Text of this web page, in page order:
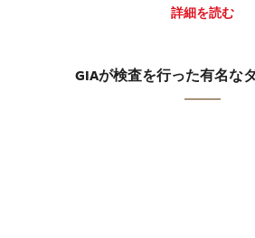
詳細を読む
GIAが検査を行った有名な